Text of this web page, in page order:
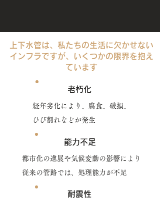
上下水管は、私たちの生活に欠かせない
インフラですが、いくつかの限界を抱え
ています
老朽化
経年劣化により、腐食、破損、
ひび割れなどが発生
能力不足
都市化の進展や気候変動の影響により
従来の管路では、処理能力が不足
耐震性